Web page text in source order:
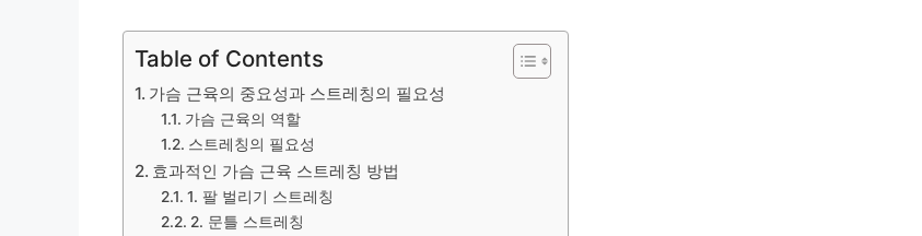
Table of Contents
가슴 근육의 중요성과 스트레칭의 필요성
가슴 근육의 역할
스트레칭의 필요성
효과적인 가슴 근육 스트레칭 방법
1. 팔 벌리기 스트레칭
2. 문틀 스트레칭